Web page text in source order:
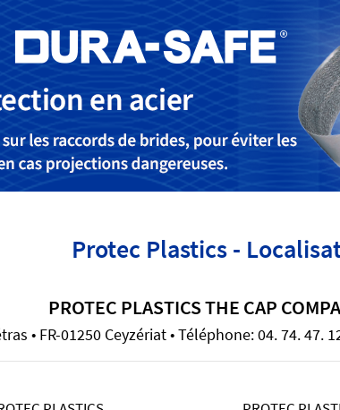
Protec Plastics -
PROTEC PLASTICS THE CAP
• FR-01250 Ceyzériat • Téléphone: 04. 74. 47.